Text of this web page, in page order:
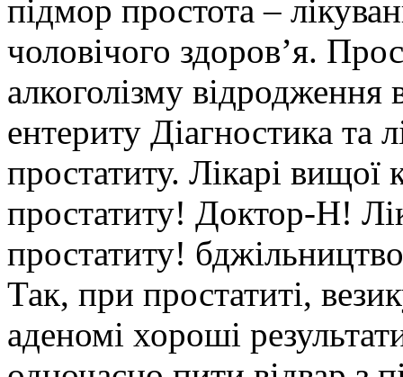
підмор простота –
чоловічого здоров’я.
алкоголізму відродження
ентериту Діагностика та
простатиту. Лікарі вищої
простатиту! Доктор-Н!
простатиту!
Так, при простатиті,
аденомі хороші